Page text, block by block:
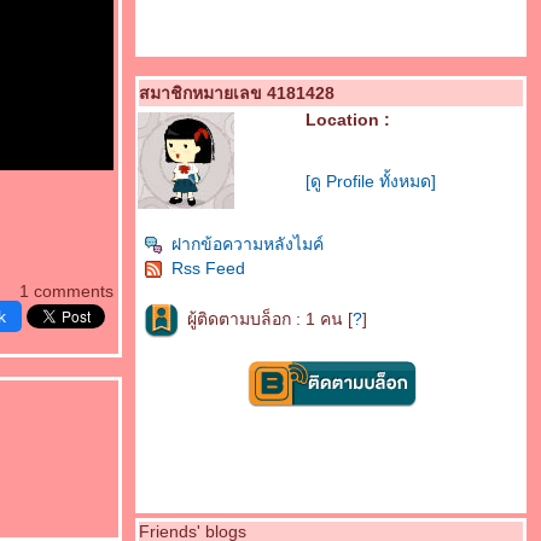
1 comments
สมาชิกหมายเลข 4181428
Location :
[ดู Profile ทั้งหมด]
ฝากข้อความหลังไมค์
Rss Feed
ผู้ติดตามบล็อก : 1 คน [?]
Friends' blogs